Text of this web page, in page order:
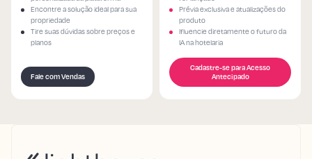
Encontre a solução ideal para sua
propriedade
Tire suas dúvidas sobre preços e
planos
Fale com Vendas
Prévia exclusiva e atualizações do
produto
Ifluencie diretamente o futuro da
IA na hotelaria
Cadastre-se para Acesso
Antecipado